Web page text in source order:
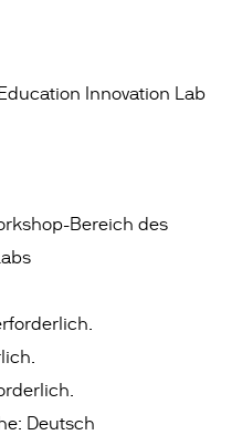
Innovation Lab
Bereich des
Deutsch